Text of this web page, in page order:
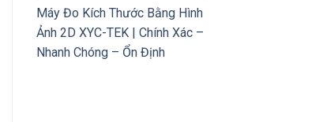
Máy Đo Kích Thước Bằng Hình
Ảnh 2D XYC-TEK | Chính Xác –
Nhanh Chóng – Ổn Định